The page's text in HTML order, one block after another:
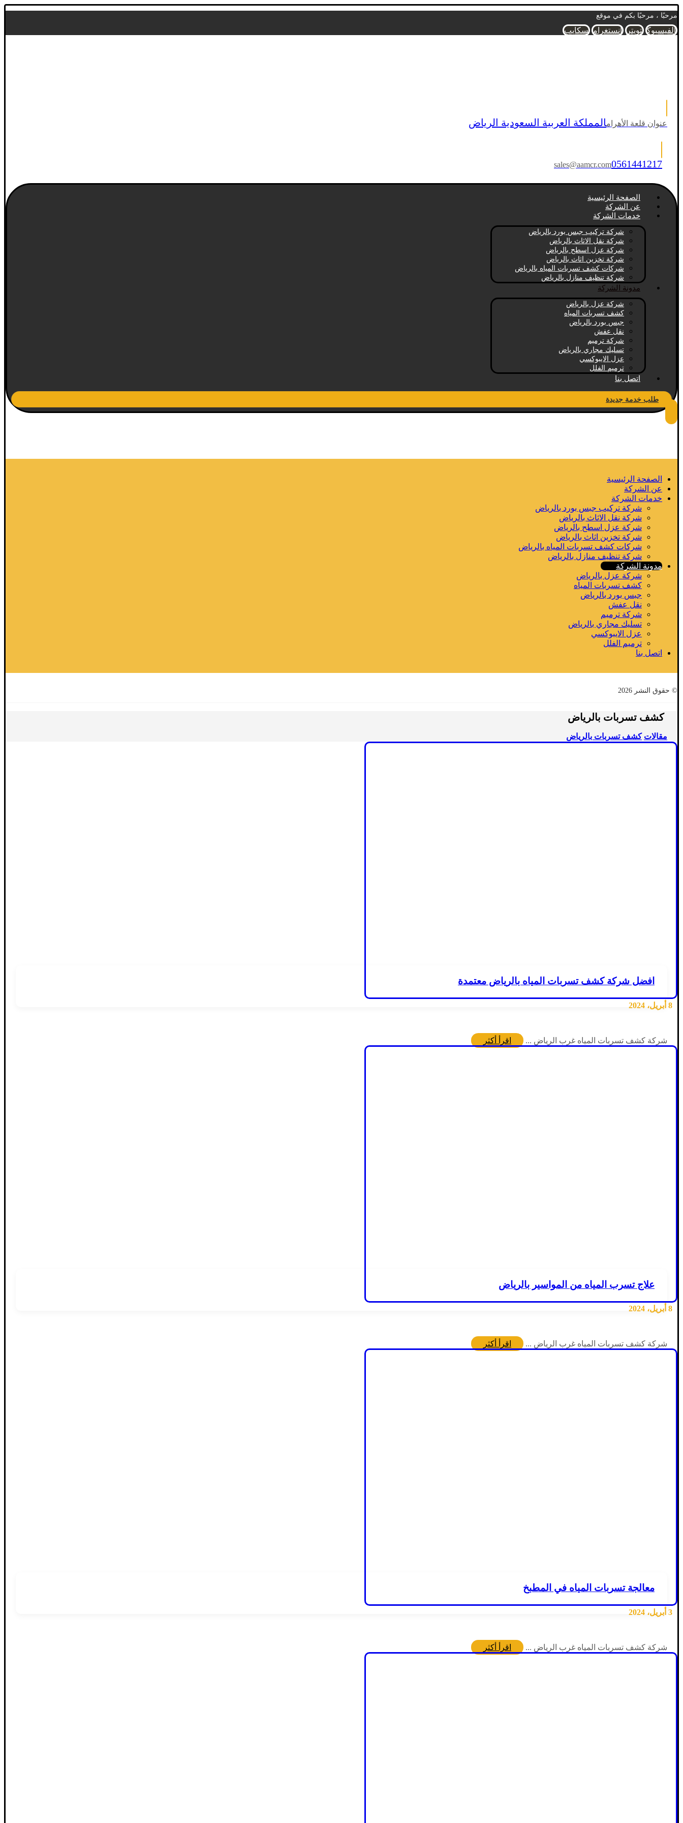
مرحبًا ، مرحبًا بكم في موقع
الفيسبوك تويتر انستغرام سكايب
عنوان قلعة الأهرامالمملكة العربية السعودية الرياض
sales@aamcr.com0561441217
الصفحة الرئيسية
عن الشركة
خدمات الشركة
شركة تركيب جبس بورد بالرياض
شركة نقل الاثاث بالرياض
شركة عزل اسطح بالرياض
شركة تخزين اثاث بالرياض
شركات كشف تسربات المياه بالرياض
شركة تنظيف منازل بالرياض
مدونة الشركة
شركة عزل بالرياض
كشف تسربات المياه
جبس بورد بالرياض
نقل عفش
شركة ترميم
تسليك مجاري بالرياض
عزل الايبوكسي
ترميم الفلل
اتصل بنا
طلب خدمة جديدة
الصفحة الرئيسية
عن الشركة
خدمات الشركة
شركة تركيب جبس بورد بالرياض
شركة نقل الاثاث بالرياض
شركة عزل اسطح بالرياض
شركة تخزين اثاث بالرياض
شركات كشف تسربات المياه بالرياض
شركة تنظيف منازل بالرياض
مدونة الشركة
شركة عزل بالرياض
كشف تسربات المياه
جبس بورد بالرياض
نقل عفش
شركة ترميم
تسليك مجاري بالرياض
عزل الايبوكسي
ترميم الفلل
اتصل بنا
© حقوق النشر 2026
كشف تسربات بالرياض
مقالات كشف تسربات بالرياض
افضل شركة كشف تسربات المياه بالرياض معتمدة
8 أبريل، 2024
شركة كشف تسربات المياه غرب الرياض ... اقرأ أكثر
علاج تسرب المياه من المواسير بالرياض
8 أبريل، 2024
شركة كشف تسربات المياه غرب الرياض ... اقرأ أكثر
معالجة تسربات المياه في المطبخ
3 أبريل، 2024
شركة كشف تسربات المياه غرب الرياض ... اقرأ أكثر